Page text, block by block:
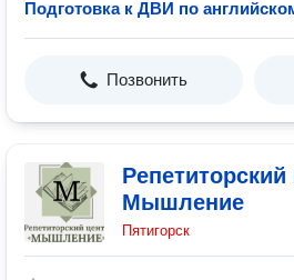
Подготовка к ДВИ по
Позвонить
Репетиторский
Мышление
Пятигорск